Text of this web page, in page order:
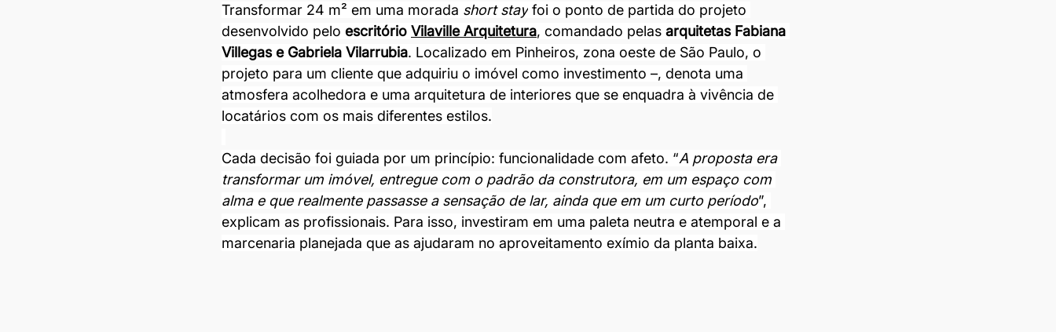
Transformar 24 m² em uma morada short stay foi o ponto de partida do projeto
desenvolvido pelo escritório Vilaville Arquitetura, comandado pelas arquitetas Fabiana
Villegas e Gabriela Vilarrubia. Localizado em Pinheiros, zona oeste de São Paulo, o
projeto para um cliente que adquiriu o imóvel como investimento –, denota uma
atmosfera acolhedora e uma arquitetura de interiores que se enquadra à vivência de
locatários com os mais diferentes estilos.
Cada decisão foi guiada por um princípio: funcionalidade com afeto. “A proposta era
transformar um imóvel, entregue com o padrão da construtora, em um espaço com
alma e que realmente passasse a sensação de lar, ainda que em um curto período”,
explicam as profissionais. Para isso, investiram em uma paleta neutra e atemporal e a
marcenaria planejada que as ajudaram no aproveitamento exímio da planta baixa.